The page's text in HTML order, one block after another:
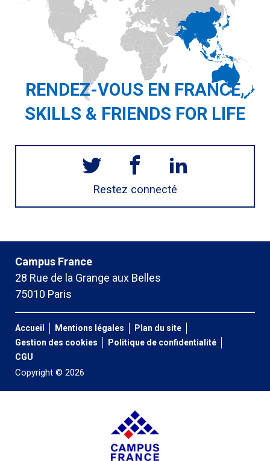
RENDEZ-VOUS EN FRANCE,
SKILLS & FRIENDS FOR LIFE
Restez connecté
Accueil Mentions légales
Plan du site
Gestion des cookies
Politique de confidentialité
CGU
Copyright © 2026
Campus France
28 Rue de la Grange aux Belles
75010 Paris